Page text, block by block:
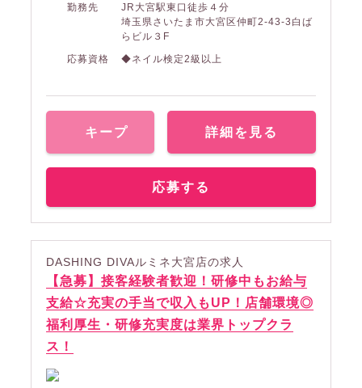
勤務先
JR大宮駅東口徒歩４分
埼玉県さいたま市大宮区仲町2-43-3白ば
らビル３F
応募資格
◆ネイル検定2級以上
キープ 詳細を見る
応募する
DASHING DIVAルミネ大宮店の求人
【急募】接客経験者歓迎！研修中もお給与
支給☆充実の手当で収入もUP！店舗環境◎
福利厚生・研修充実度は業界トップクラ
ス！